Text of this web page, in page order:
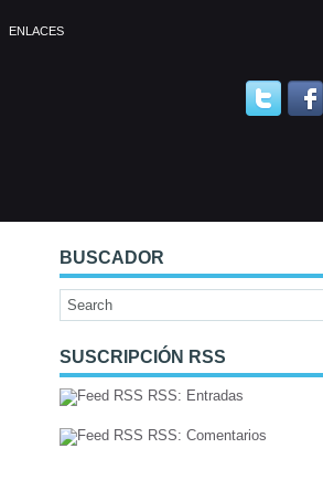
ENLACES
BUSCADOR
SUSCRIPCIÓN RSS
RSS: Entradas
RSS: Comentarios